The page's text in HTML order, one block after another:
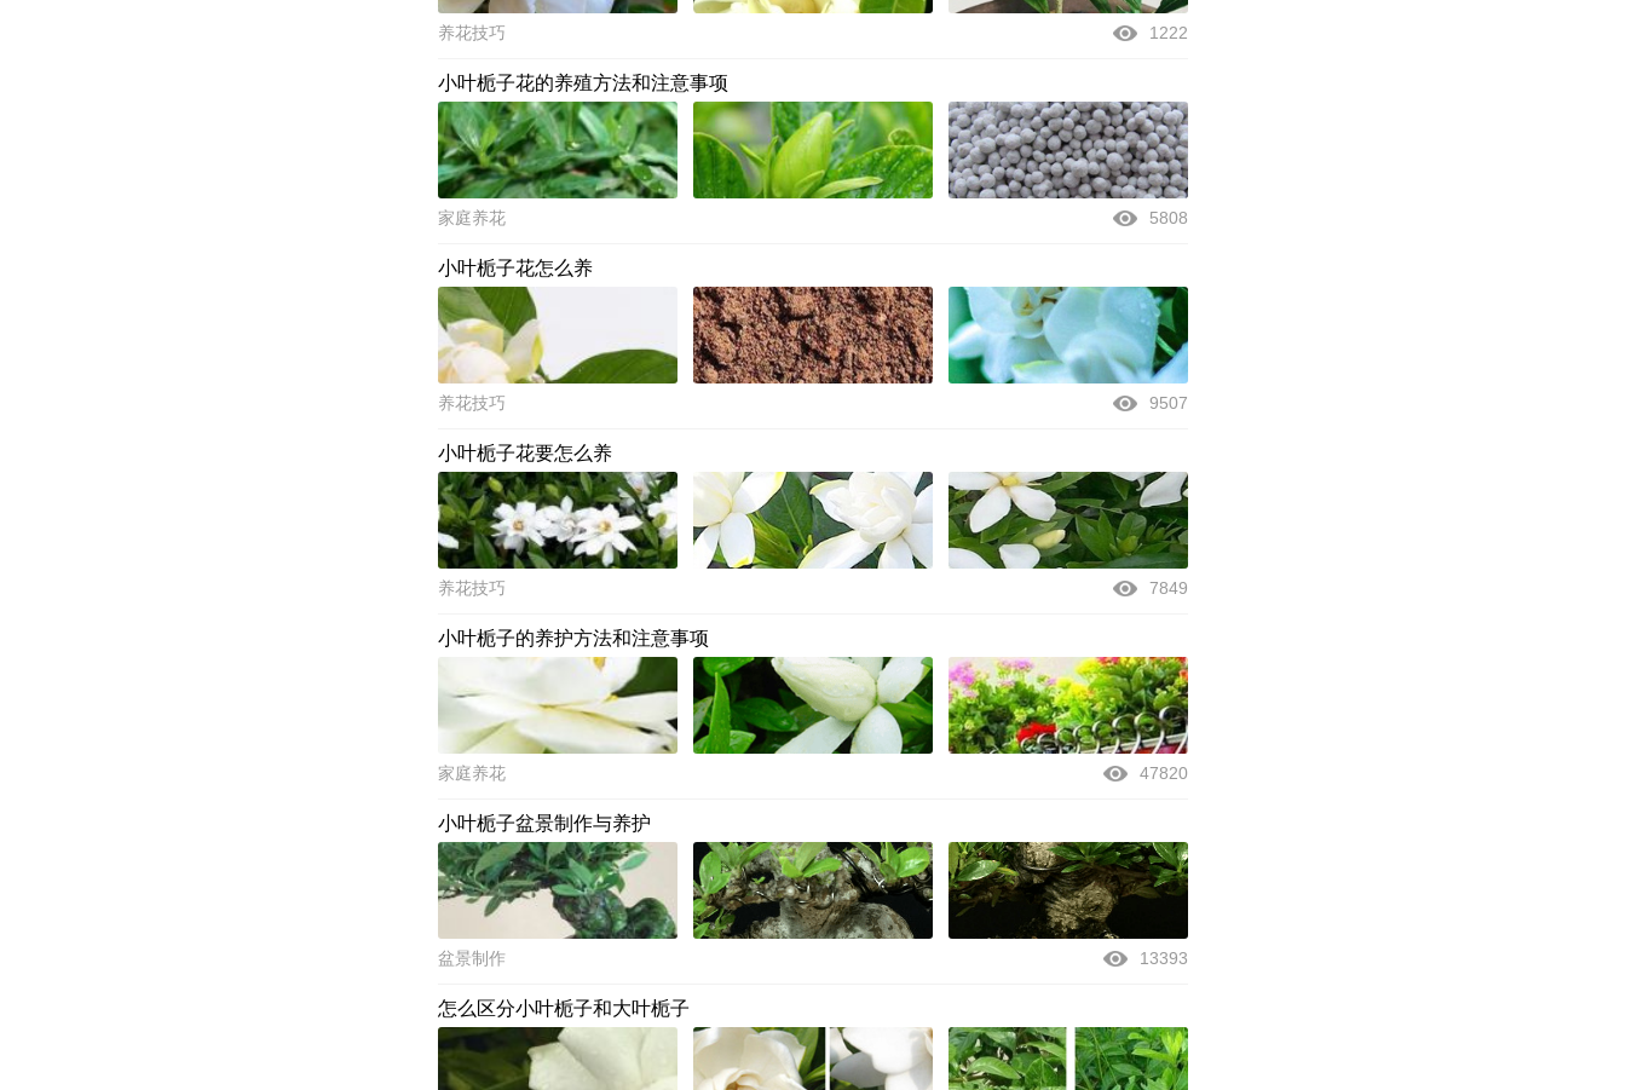
养花技巧 1222
小叶栀子花的养殖方法和注意事项
家庭养花 5808
小叶栀子花怎么养
养花技巧 9507
小叶栀子花要怎么养
养花技巧 7849
小叶栀子的养护方法和注意事项
家庭养花 47820
小叶栀子盆景制作与养护
盆景制作 13393
怎么区分小叶栀子和大叶栀子